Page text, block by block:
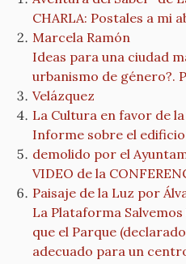
CHARLA: Postales a mi
Marcela Ramón
Ideas para una ciudad
urbanismo de género?.
Velázquez
La Cultura en favor de
Informe sobre el edificio
demolido por el
VIDEO de la
Paisaje de la Luz por
La Plataforma
que el Parque
adecuado para un